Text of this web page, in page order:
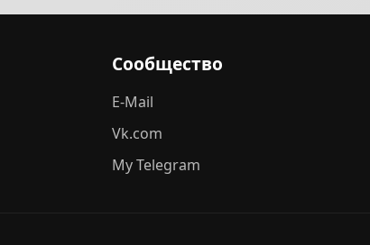
Сообщество
E-Mail
Vk.com
My Telegram